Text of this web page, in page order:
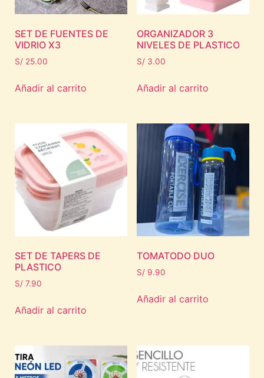
SET DE FUENTES DE
VIDRIO X3
S/ 25.00
Añadir al carrito
ORGANIZADOR 3
NIVELES DE PLASTICO
S/3.00
Añadir al carrito
SET DE TAPERS DE
PLASTICO
S/ 7.90
Añadir al carrito
TOMATODO DUO
S/9.90
Añadir al carrito